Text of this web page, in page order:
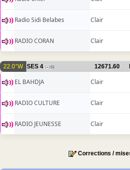
Radio Sidi Belabes Clair
RADIO CORAN Clair
22.0°W SES 4 63 12671.60
EL BAHDJA Clair
RADIO CULTURE Clair
RADIO JEUNESSE Clair
Corrections /